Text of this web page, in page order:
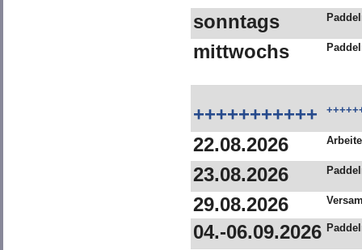
sonntags
mittwochs
+++++++++++
22.08.2026
23.08.2026
29.08.2026
04.-06.09.2026